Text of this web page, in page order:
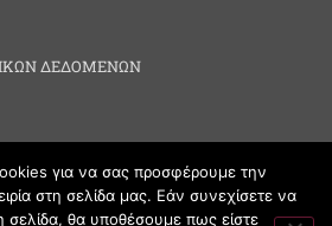
ΔΕΔΟΜΕΝΩΝ
για να σας προσφέρουμε την
στη σελίδα μας. Εάν συνεχίσετε να
σελίδα, θα υποθέσουμε πως είστε